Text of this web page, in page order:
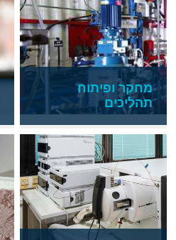
מחקר ופיתוח
תהליכים